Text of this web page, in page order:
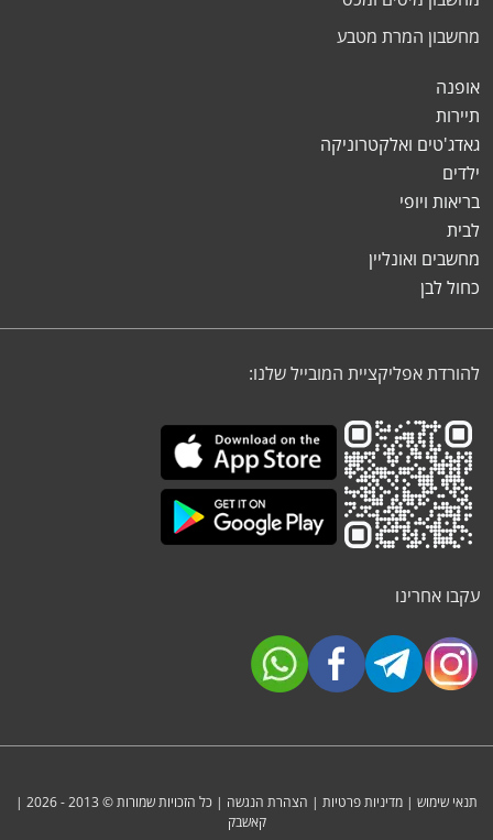
מחשבון המרת מטבע
אופנה
תיירות
גאדג'טים ואלקטרוניקה
ילדים
בריאות ויופי
לבית
מחשבים ואונליין
כחול לבן
להורדת אפליקציית המובייל שלנו:
עקבו אחרינו
תנאי שימוש | מדיניות פרטיות | הצהרת הנגשה | כל הזכויות שמורות © 2013 - 2026 |
קאשבק